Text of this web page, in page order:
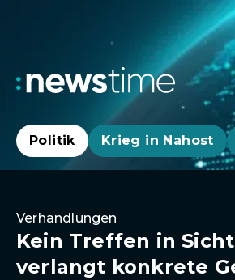
Politik Krieg in Nahost
Verhandlungen
Kein Treffen in
verlangt konkrete